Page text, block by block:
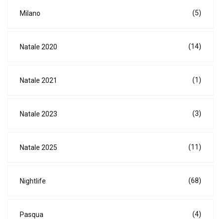
Milano (5)
Natale 2020 (14)
Natale 2021 (1)
Natale 2023 (3)
Natale 2025 (11)
Nightlife (68)
Pasqua (4)